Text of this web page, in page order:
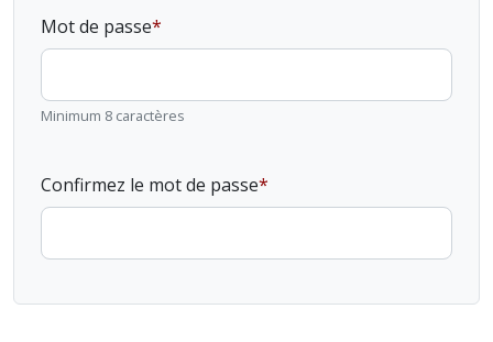
Mot de passe
Minimum 8 caractères
Confirmez le mot de passe